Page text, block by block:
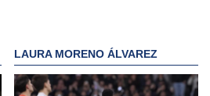
LAURA MORENO ÁLVAREZ